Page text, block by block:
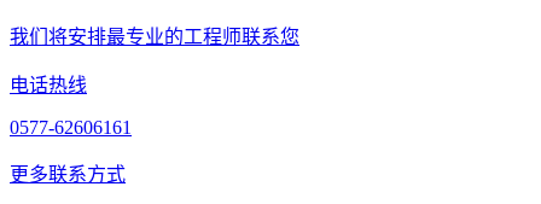
我们将安排最专业的工程师联系您
电话热线
0577-62606161
更多联系方式